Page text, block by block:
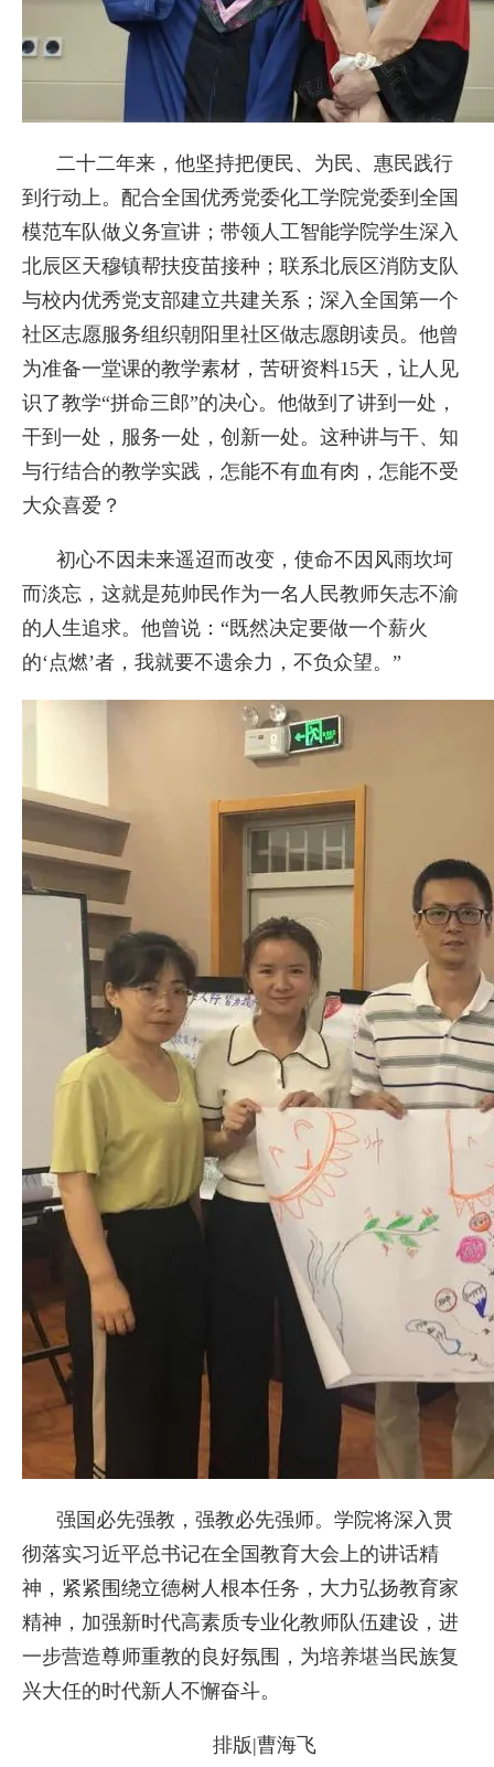
二十二年来，他坚持把便民、为民、惠民践行
到行动上。配合全国优秀党委化工学院党委到全国
模范车队做义务宣讲；带领人工智能学院学生深入
北辰区天穆镇帮扶疫苗接种；联系北辰区消防支队
与校内优秀党支部建立共建关系；深入全国第一个
社区志愿服务组织朝阳里社区做志愿朗读员。他曾
为准备一堂课的教学素材，苦研资料15天，让人见
识了教学“拼命三郎”的决心。他做到了讲到一处，
干到一处，服务一处，创新一处。这种讲与干、知
与行结合的教学实践，怎能不有血有肉，怎能不受
大众喜爱？
初心不因未来遥迢而改变，使命不因风雨坎坷
而淡忘，这就是苑帅民作为一名人民教师矢志不渝
的人生追求。他曾说：“既然决定要做一个薪火
的‘点燃’者，我就要不遗余力，不负众望。”
强国必先强教，强教必先强师。学院将深入贯
彻落实习近平总书记在全国教育大会上的讲话精
神，紧紧围绕立德树人根本任务，大力弘扬教育家
精神，加强新时代高素质专业化教师队伍建设，进
一步营造尊师重教的良好氛围，为培养堪当民族复
兴大任的时代新人不懈奋斗。
排版|曹海飞